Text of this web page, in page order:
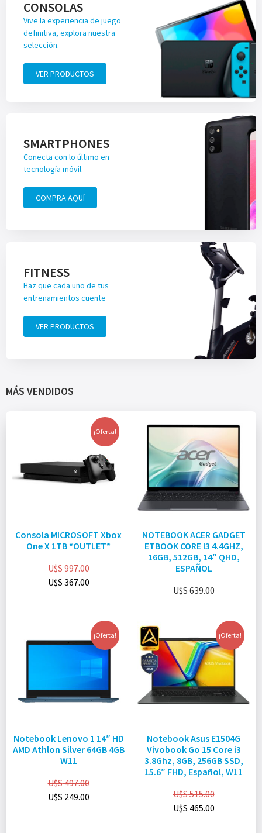
CONSOLAS
Vive la experiencia de juego
definitiva, explora nuestra
selección.
VER PRODUCTOS
SMARTPHONES
Conecta con lo último en
tecnología móvil.
COMPRA AQUÍ
FITNESS
Haz que cada uno de tus
entrenamientos cuente
VER PRODUCTOS
MÁS VENDIDOS
¡Oferta!
Consola MICROSOFT Xbox
One X 1TB *OUTLET*
U$S997.00
U$S 367.00
NOTEBOOK ACER GADGET
ETBOOK CORE I3 4.4GHZ,
16GB, 512GB, 14″ QHD,
ESPAÑOL
U$S 639.00
¡Oferta!
Notebook Lenovo 1 14″ HD
AMD Athlon Silver 64GB 4GB
W11
U$S497.00
U$S 249.00
¡Oferta!
Notebook Asus E1504G
Vivobook Go 15 Core i3
3.8Ghz, 8GB, 256GB SSD,
15.6″ FHD, Español, W11
U$S515.00
U$S 465.00